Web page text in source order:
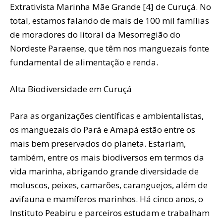
Extrativista Marinha Mãe Grande [4] de Curuçá. No
total, estamos falando de mais de 100 mil famílias
de moradores do litoral da Mesorregião do
Nordeste Paraense, que têm nos manguezais fonte
fundamental de alimentação e renda.
Alta Biodiversidade em Curuçá
Para as organizações científicas e ambientalistas,
os manguezais do Pará e Amapá estão entre os
mais bem preservados do planeta. Estariam,
também, entre os mais biodiversos em termos da
vida marinha, abrigando grande diversidade de
moluscos, peixes, camarões, caranguejos, além de
avifauna e mamíferos marinhos. Há cinco anos, o
Instituto Peabiru e parceiros estudam e trabalham